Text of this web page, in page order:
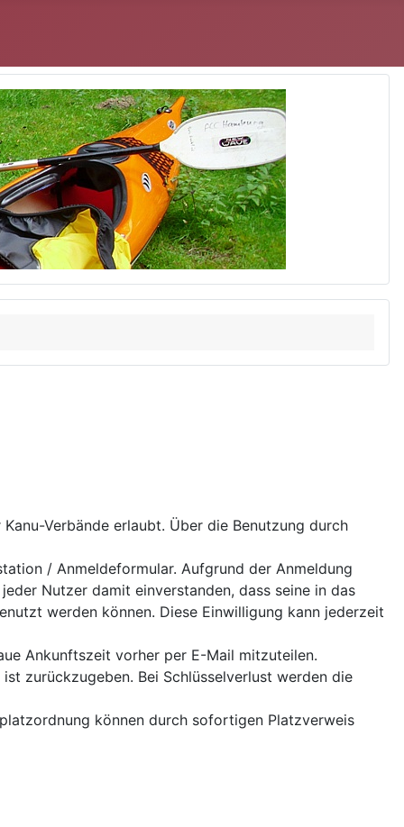
Verbände erlaubt. Über die Benutzung durch
/ Anmeldeformular. Aufgrund der Anmeldung
Nutzer damit einverstanden, dass seine in das
werden können. Diese Einwilligung kann jederzeit
Ankunftszeit vorher per E-Mail mitzuteilen.
zurückzugeben. Bei Schlüsselverlust werden die
können durch sofortigen Platzverweis